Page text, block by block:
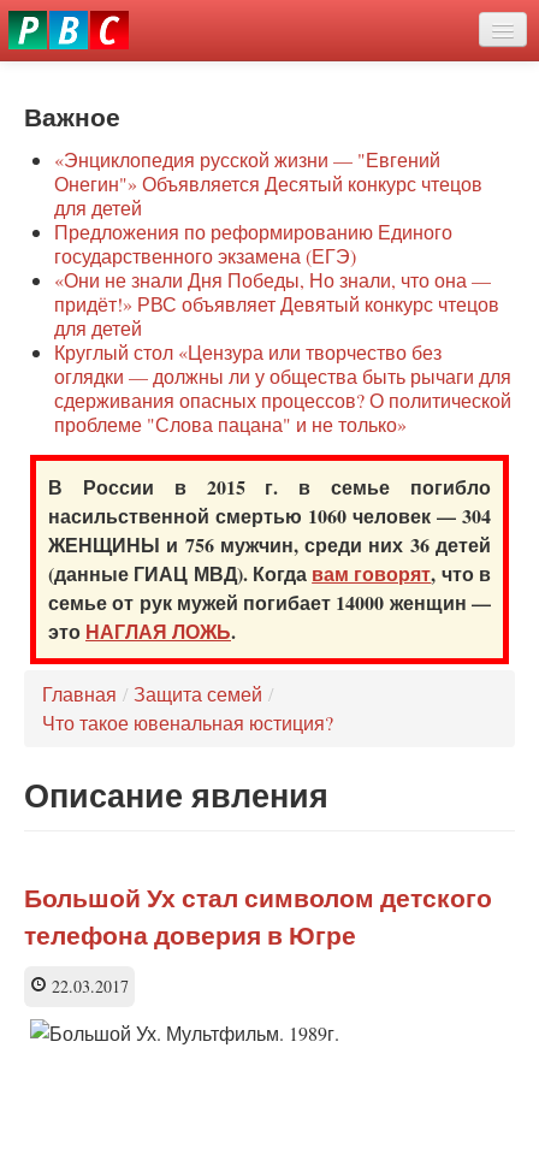
Перейти
к
О нас
Защита семей
Образование
Наше сопротивление
Регионы
Видео
Важное
«Энциклопедия русской жизни — "Евгений
Онегин"» Объявляется Десятый конкурс чтецов
для детей
Предложения по реформированию Единого
государственного экзамена (ЕГЭ)
«Они не знали Дня Победы, Но знали, что она —
придёт!» РВС объявляет Девятый конкурс чтецов
для детей
Круглый стол «Цензура или творчество без
оглядки — должны ли у общества быть рычаги для
сдерживания опасных процессов? О политической
проблеме "Слова пацана" и не только»
В России в 2015 г. в семье погибло
насильственной смертью 1060 человек — 304
ЖЕНЩИНЫ и 756 мужчин, среди них 36 детей
(данные ГИАЦ МВД). Когда вам говорят, что в
семье от рук мужей погибает 14000 женщин —
это НАГЛАЯ ЛОЖЬ.
Главная / Защита семей /
Что такое ювенальная юстиция?
Описание явления
Большой Ух стал символом детского
телефона доверия в Югре
22.03.2017